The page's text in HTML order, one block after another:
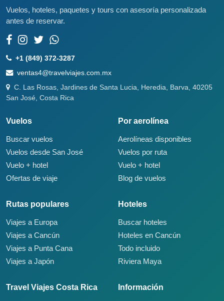
Vuelos, hoteles, paquetes y tours con asesoría personalizada
antes de reservar.
+1 (849) 372-3287
ventas4@travelviajes.com.mx
C. Las Rosas, Jardines de Santa Lucia, Heredia, Barva, 40205
San José, Costa Rica
Vuelos
Buscar vuelos
Vuelos desde San José
Vuelo + hotel
Ofertas de viaje
Por aerolínea
Aerolíneas disponibles
Vuelos por ruta
Vuelo + hotel
Blog de vuelos
Rutas populares
Viajes a Europa
Viajes a Cancún
Viajes a Punta Cana
Viajes a Japón
Hoteles
Buscar hoteles
Hoteles en Cancún
Todo incluido
Riviera Maya
Travel Viajes Costa Rica Información